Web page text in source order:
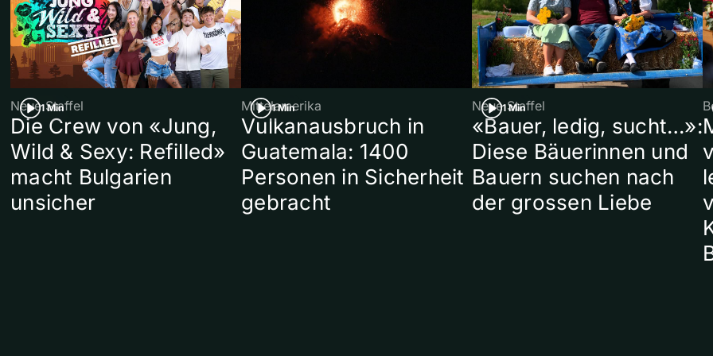
1 Min
Neue Staffel
Die Crew von «Jung,
Wild & Sexy: Refilled»
macht Bulgarien
unsicher
1 Min
Mittelamerika
Vulkanausbruch in
Guatemala: 1400
Personen in Sicherheit
gebracht
1 Min
Neue Staffel
«Bauer, ledig, sucht…»:
Diese Bäuerinnen und
Bauern suchen nach
der grossen Liebe